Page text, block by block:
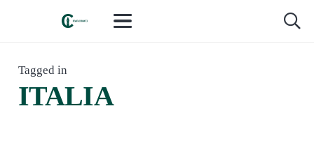
Tagged in
ITALIA
LIBROS Y LECTURAS
Missitalia, de Claudia Durastanti. Tres